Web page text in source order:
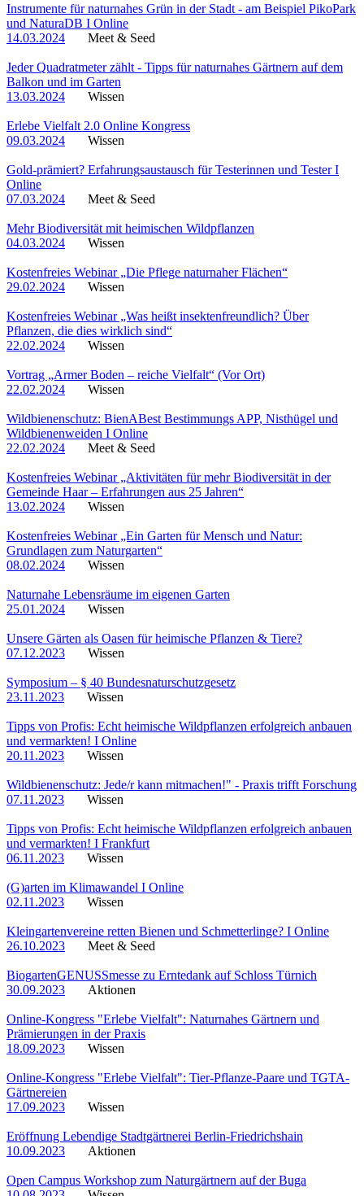
Instrumente für naturnahes Grün in der Stadt - am Beispiel PikoPark
und NaturaDB I Online
14.03.2024
Meet & Seed
Jeder Quadratmeter zählt - Tipps für naturnahes Gärtnern auf dem
Balkon und im Garten
13.03.2024
Wissen
Erlebe Vielfalt 2.0 Online Kongress
09.03.2024
Wissen
Gold-prämiert? Erfahrungsaustausch für Testerinnen und Tester I
Online
07.03.2024
Meet & Seed
Mehr Biodiversität mit heimischen Wildpflanzen
04.03.2024
Wissen
Kostenfreies Webinar „Die Pflege naturnaher Flächen“
29.02.2024
Wissen
Kostenfreies Webinar „Was heißt insektenfreundlich? Über
Pflanzen, die dies wirklich sind“
22.02.2024
Wissen
Vortrag „Armer Boden – reiche Vielfalt“ (Vor Ort)
22.02.2024
Wissen
Wildbienenschutz: BienABest Bestimmungs APP, Nisthügel und
Wildbienenweiden I Online
22.02.2024
Meet & Seed
Kostenfreies Webinar „Aktivitäten für mehr Biodiversität in der
Gemeinde Haar – Erfahrungen aus 25 Jahren“
13.02.2024
Wissen
Kostenfreies Webinar „Ein Garten für Mensch und Natur:
Grundlagen zum Naturgarten“
08.02.2024
Wissen
Naturnahe Lebensräume im eigenen Garten
25.01.2024
Wissen
Unsere Gärten als Oasen für heimische Pflanzen & Tiere?
07.12.2023
Wissen
Symposium – § 40 Bundesnaturschutzgesetz
23.11.2023
Wissen
Tipps von Profis: Echt heimische Wildpflanzen erfolgreich anbauen
und vermarkten! I Online
20.11.2023
Wissen
Wildbienenschutz: Jede/r kann mitmachen!" - Praxis trifft Forschung
07.11.2023
Wissen
Tipps von Profis: Echt heimische Wildpflanzen erfolgreich anbauen
und vermarkten! I Frankfurt
06.11.2023
Wissen
(G)arten im Klimawandel I Online
02.11.2023
Wissen
Kleingartenvereine retten Bienen und Schmetterlinge? I Online
26.10.2023
Meet & Seed
BiogartenGENUSSmesse zu Erntedank auf Schloss Türnich
30.09.2023
Aktionen
Online-Kongress "Erlebe Vielfalt": Naturnahes Gärtnern und
Prämierungen in der Praxis
18.09.2023
Wissen
Online-Kongress "Erlebe Vielfalt": Tier-Pflanze-Paare und TGTA-
Gärtnereien
17.09.2023
Wissen
Eröffnung Lebendige Stadtgärtnerei Berlin-Friedrichshain
10.09.2023
Aktionen
Open Campus Workshop zum Naturgärtnern auf der Buga